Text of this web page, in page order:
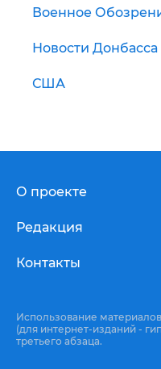
Военное
Новости Донбасса
США
О проекте
Редакция
Контакты
Использование
(для интернет-изданий -
третьего абзаца.